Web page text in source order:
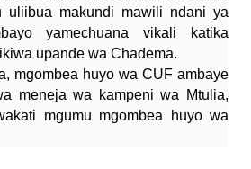
uliibua makundi mawili ndani ya
yamechuana vikali katika
upande wa Chadema.
mgombea huyo wa CUF ambaye
meneja wa kampeni wa Mtulia,
mgumu mgombea huyo wa